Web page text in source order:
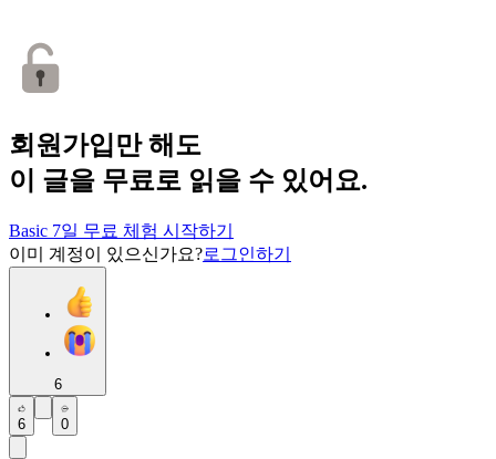
회원가입만 해도
이 글을 무료로 읽을 수 있어요.
Basic 7일 무료 체험 시작하기
이미 계정이 있으신가요?로그인하기
6
6 0